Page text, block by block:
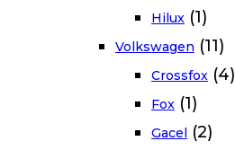
Hilux (1)
Volkswagen (11)
Crossfox (4)
Fox (1)
Gacel (2)